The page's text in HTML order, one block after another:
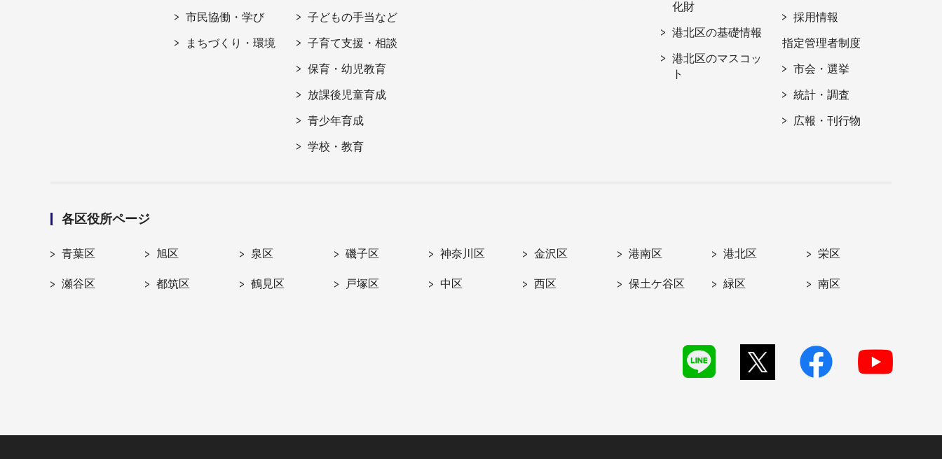
市民協働・学び
まちづくり・環境
子どもの手当など
子育て支援・相談
保育・幼児教育
放課後児童育成
青少年育成
学校・教育
化財
港北区の基礎情報
港北区のマスコッ
ト
採用情報
指定管理者制度
市会・選挙
統計・調査
広報・刊行物
各区役所ページ
青葉区 旭区 泉区 磯子区 神奈川区 金沢区 港南区 港北区 栄区
瀬谷区 都筑区 鶴見区 戸塚区 中区 西区 保土ケ谷区 緑区 南区